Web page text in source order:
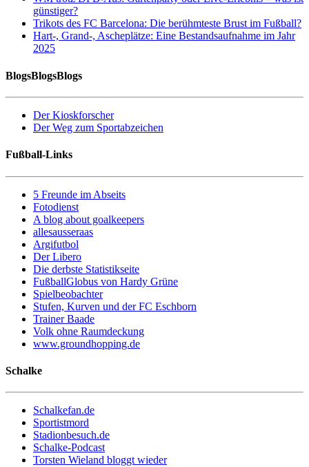
günstiger?
Trikots des FC Barcelona: Die berühmteste Brust im Fußball?
Hart-, Grand-, Ascheplätze: Eine Bestandsaufnahme im Jahr
2025
BlogsBlogsBlogs
Der Kioskforscher
Der Weg zum Sportabzeichen
Fußball-Links
5 Freunde im Abseits
Fotodienst
A blog about goalkeepers
allesausseraas
Argifutbol
Der Libero
Die derbste Statistikseite
FußballGlobus von Hardy Grüne
Spielbeobachter
Stufen, Kurven und der FC Eschborn
Trainer Baade
Volk ohne Raumdeckung
www.groundhopping.de
Schalke
Schalkefan.de
Sportistmord
Stadionbesuch.de
Schalke-Podcast
Torsten Wieland bloggt wieder